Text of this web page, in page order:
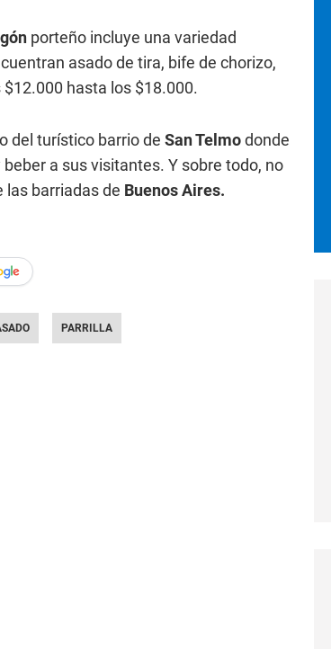
porteño incluye una variedad
asado de tira, bife de chorizo,
hasta los $18.000.
del turístico barrio de San Telmodonde
a sus visitantes. Y sobre todo, no
las barriadas de Buenos Aires.
PARRILLA